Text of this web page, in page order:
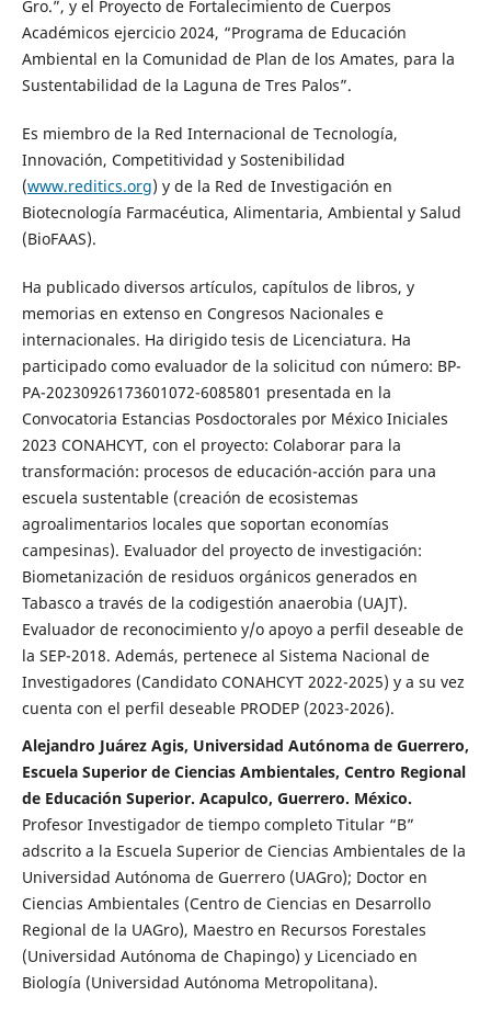
Gro.”, y el Proyecto de Fortalecimiento de Cuerpos
Académicos ejercicio 2024, “Programa de Educación
Ambiental en la Comunidad de Plan de los Amates, para la
Sustentabilidad de la Laguna de Tres Palos”.
Es miembro de la Red Internacional de Tecnología,
Innovación, Competitividad y Sostenibilidad
(www.reditics.org) y de la Red de Investigación en
Biotecnología Farmacéutica, Alimentaria, Ambiental y Salud
(BioFAAS).
Ha publicado diversos artículos, capítulos de libros, y
memorias en extenso en Congresos Nacionales e
internacionales. Ha dirigido tesis de Licenciatura. Ha
participado como evaluador de la solicitud con número: BP-
PA-20230926173601072-6085801 presentada en la
Convocatoria Estancias Posdoctorales por México Iniciales
2023 CONAHCYT, con el proyecto: Colaborar para la
transformación: procesos de educación-acción para una
escuela sustentable (creación de ecosistemas
agroalimentarios locales que soportan economías
campesinas). Evaluador del proyecto de investigación:
Biometanización de residuos orgánicos generados en
Tabasco a través de la codigestión anaerobia (UAJT).
Evaluador de reconocimiento y/o apoyo a perfil deseable de
la SEP-2018. Además, pertenece al Sistema Nacional de
Investigadores (Candidato CONAHCYT 2022-2025) y a su vez
cuenta con el perfil deseable PRODEP (2023-2026).
Alejandro Juárez Agis, Universidad Autónoma de Guerrero,
Escuela Superior de Ciencias Ambientales, Centro Regional
de Educación Superior. Acapulco, Guerrero. México.
Profesor Investigador de tiempo completo Titular “B”
adscrito a la Escuela Superior de Ciencias Ambientales de la
Universidad Autónoma de Guerrero (UAGro); Doctor en
Ciencias Ambientales (Centro de Ciencias en Desarrollo
Regional de la UAGro), Maestro en Recursos Forestales
(Universidad Autónoma de Chapingo) y Licenciado en
Biología (Universidad Autónoma Metropolitana).